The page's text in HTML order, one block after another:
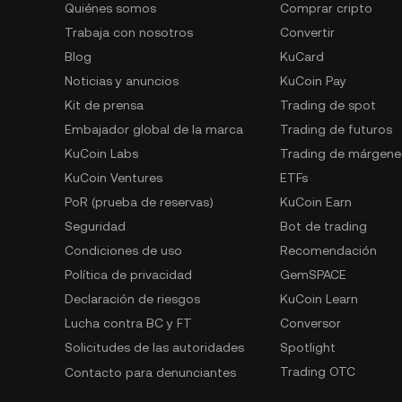
Quiénes somos
Trabaja con nosotros
Blog
Noticias y anuncios
Kit de prensa
Embajador global de la marca
KuCoin Labs
KuCoin Ventures
PoR (prueba de reservas)
Seguridad
Condiciones de uso
Política de privacidad
Declaración de riesgos
Lucha contra BC y FT
Solicitudes de las autoridades
Contacto para denunciantes
Comprar cripto
Convertir
KuCard
KuCoin Pay
Trading de spot
Trading de futuros
Trading de
ETFs
KuCoin Earn
Bot de trading
Recomendación
GemSPACE
KuCoin Learn
Conversor
Spotlight
Trading OTC